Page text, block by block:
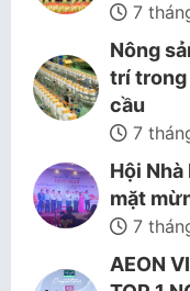
7
Nông
trí trong
cầu
7
Hội
mặt
7
AEON